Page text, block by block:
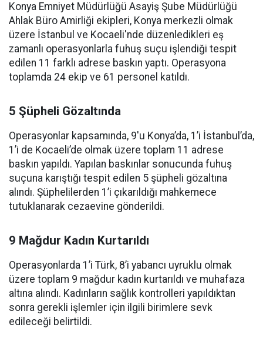
Konya Emniyet Müdürlüğü Asayiş Şube Müdürlüğü
Ahlak Büro Amirliği ekipleri, Konya merkezli olmak
üzere İstanbul ve Kocaeli'nde düzenledikleri eş
zamanlı operasyonlarla fuhuş suçu işlendiği tespit
edilen 11 farklı adrese baskın yaptı. Operasyona
toplamda 24 ekip ve 61 personel katıldı.
5 Şüpheli Gözaltında
Operasyonlar kapsamında, 9'u Konya’da, 1’i İstanbul’da,
1’i de Kocaeli’de olmak üzere toplam 11 adrese
baskın yapıldı. Yapılan baskınlar sonucunda fuhuş
suçuna karıştığı tespit edilen 5 şüpheli gözaltına
alındı. Şüphelilerden 1’i çıkarıldığı mahkemece
tutuklanarak cezaevine gönderildi.
9 Mağdur Kadın Kurtarıldı
Operasyonlarda 1’i Türk, 8’i yabancı uyruklu olmak
üzere toplam 9 mağdur kadın kurtarıldı ve muhafaza
altına alındı. Kadınların sağlık kontrolleri yapıldıktan
sonra gerekli işlemler için ilgili birimlere sevk
edileceği belirtildi.